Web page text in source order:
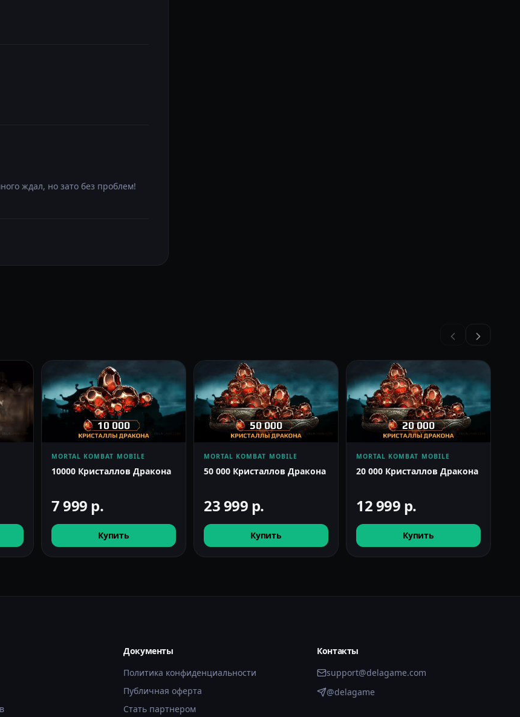
ждал, но зато без проблем!
MORTAL KOMBAT MOBILE
10000 Кристаллов Дракона
7 999 р.
Купить
MORTAL KOMBAT MOBILE
50 000 Кристаллов Дракона
23 999 р.
Купить
MORTAL KOMBAT MOBILE
20 000 Кристаллов Дракона
12 999 р.
Купить
Документы
Политика конфиденциальности
Публичная оферта
Стать партнером
Контакты
support@delagame.com
@delagame